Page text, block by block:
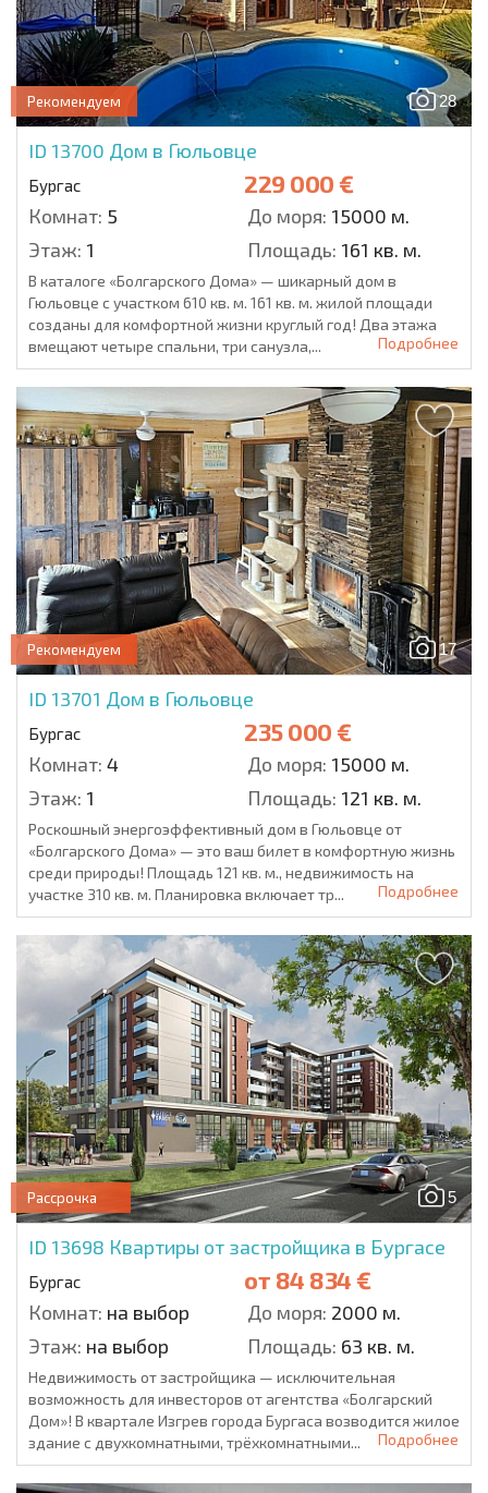
28
Рекомендуем
ID 13700 Дом в Гюльовце
Бургас 229 000 €
Комнат: 5 До моря: 15000 м.
Этаж: 1 Площадь: 161 кв. м.
В каталоге «Болгарского Дома» — шикарный дом в
Гюльовце с участком 610 кв. м. 161 кв. м. жилой площади
созданы для комфортной жизни круглый год! Два этажа
вмещают четыре спальни, три санузла,...
Подробнее
17
Рекомендуем
ID 13701 Дом в Гюльовце
Бургас 235 000 €
Комнат: 4 До моря: 15000 м.
Этаж: 1 Площадь: 121 кв. м.
Роскошный энергоэффективный дом в Гюльовце от
«Болгарского Дома» — это ваш билет в комфортную жизнь
среди природы! Площадь 121 кв. м., недвижимость на
участке 310 кв. м. Планировка включает тр...
Подробнее
5
Рассрочка
ID 13698 Квартиры от застройщика в Бургасе
Бургас от 84 834 €
Комнат: на выбор До моря: 2000 м.
Этаж: на выбор Площадь: 63 кв. м.
Недвижимость от застройщика — исключительная
возможность для инвесторов от агентства «Болгарский
Дом»! В квартале Изгрев города Бургаса возводится жилое
здание с двухкомнатными, трёхкомнатными...
Подробнее